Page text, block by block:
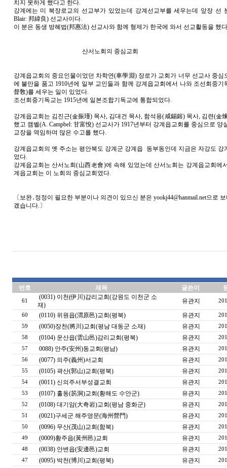
치지 못하게 했다고 한다.
강계에는 미 북장로교의 선교부가 있었는데 강계선교부를 세우는데 앞장 선
Blair: 邦緯良) 선교사이다.
이 분은 동생 방혜법(邦惠法) 선교사와 함께 형제가 한국에 와서 선교활동을 했
산서노회의 중심교회
강계읍교회의 중요인물이었던 차학연(車學淵) 장로가 교회가 너무 선교사 중심
에 불만을 품고 1910년에 일부 교인들과 함께 강계읍교회에서 나와 조선회중
督敎)를 세우는 일이 있었다.
조선회중기독교는 1915년에 일본조합기독교에 통합되었다.
강계읍교회는 김진근(金振瑾) 목사, 김대건 목사, 함석용(咸錫鎔) 목사, 김련(金
했고 캠벨(A. Campbel: 甘富悅) 선교사가 1917년부터 강계읍교회를 중심으로 양
교장을 역임하며 많은 수고를 했다.
강계읍교회의 옛 주소는 평안북도 강계군 강계읍 동부동인데 지금은 자강도 강
었다.
강계읍교회는 산서노회(山西老會)에 속해 있었는데 산서노회는 강계읍교회에
계읍교회는 이 노회의 중심교회였다.
〔보완․정정이 필요한 부분이나 의견이 있으신 분은 yookj44@hanmail.net으로
겠습니다.〕
번호 제목 글쓴이
61
(0031) 이천(伊川)감리교회(강원도 이천군 소
재)
유관지
60 (0110) 위원읍(渭原邑)교회(평북) 유관지
59
(0050)장천(將川)교회(평남 대동군 소재) 유관지
58
(0104) 운산읍(雲山邑)감리교회(평북) 유관지
57
0088) 안주(安州)동교회(평남) 유관지
56
(0077) 의주(義州)서교회 유관지
55
(0105) 곽산(郭山)교회(평북) 유관지
54
(0011) 신의주서부성결교회 유관지
53
(0107) 홀동(笏洞)교회(황해도 수안군) 유관지
52
(0108) 대기암(大奇岩)교회(평남 중화군) 유관지
51
(0021)구세군 해주영문(海州營門) 유관지
50
(0096) 무산(茂山)교회(함북) 유관지
49
(0009)황주읍(黃州邑)교회 유관지
48
(0038) 안변읍(安邊邑)교회 유관지
47
(0095) 박천(博川)교회(평북) 유관지